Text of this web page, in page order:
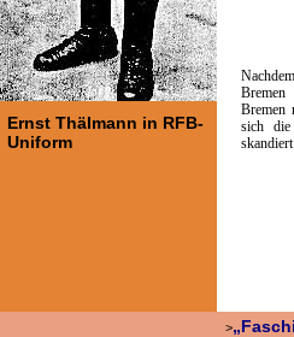
Ernst Thälmann in RFB-
Uniform
Bremen
Bremen
sich die
>